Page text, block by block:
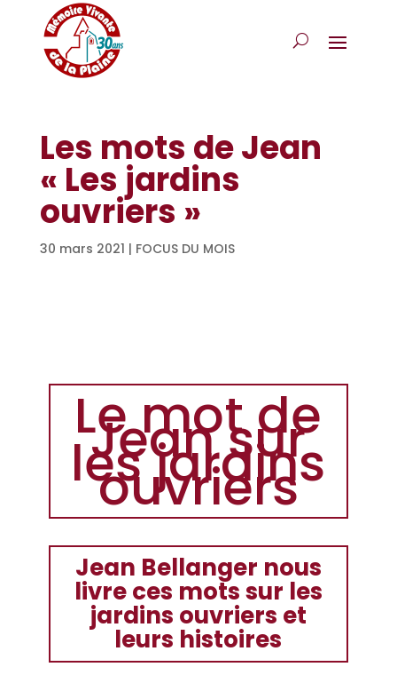
Les mots de Jean
« Les jardins
ouvriers »
30 mars 2021 | FOCUS DU MOIS
Le mot de
Jean sur
les jardins
ouvriers
Jean Bellanger nous
livre ces mots sur les
jardins ouvriers et
leurs histoires